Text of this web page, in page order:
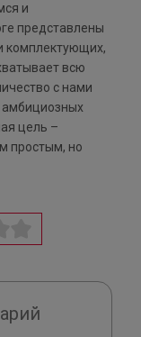
и
представлены
комплектующих,
всю
с нами
амбициозных
цель –
простым, но